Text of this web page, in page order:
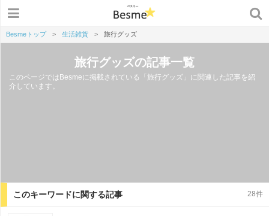
Besmeトップ > 生活雑貨 > 旅行グッズ
旅行グッズの記事一覧
このページではBesmeに掲載されている「旅行グッズ」に関連した記事を紹
介しています。
このキーワードに関する記事 28件